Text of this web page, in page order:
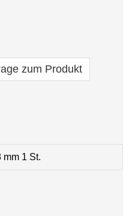
zum Produkt
1 St.